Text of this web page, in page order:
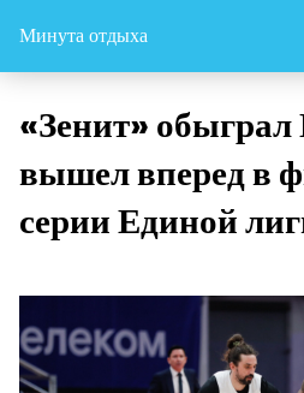
Минута отдыха
«Зенит»
вышел вперед в
серии Единой